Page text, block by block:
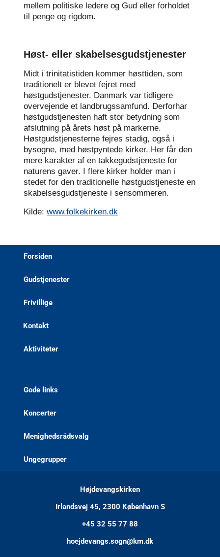
mellem politiske ledere og Gud eller forholdet
til penge og rigdom.
Høst- eller skabelsesgudstjenester
Midt i trinitatistiden kommer høsttiden, som
traditionelt er blevet fejret med
høstgudstjenester. Danmark var tidligere
overvejende et landbrugssamfund. Derforhar
høstgudstjenesten haft stor betydning som
afslutning på årets høst på markerne.
Høstgudstjenesterne fejres stadig, også i
bysogne, med høstpyntede kirker. Her får den
mere karakter af en takkegudstjeneste for
naturens gaver. I flere kirker holder man i
stedet for den traditionelle høstgudstjeneste en
skabelsesgudstjeneste i sensommeren.
Kilde: www.folkekirken.dk
Forsiden
Gudstjenester
Frivillige
Kontakt
Aktiviteter
Gode links
Koncerter
Menighedsrådsvalg
Ungegrupper
Højdevangskirken
Irlandsvej 45, 2300 København S
+45 32 55 77 88
hoejdevangs.sogn@km.dk